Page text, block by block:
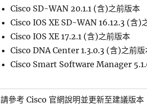
Cisco SD-WAN 20.1.1 (含)之前版本
Cisco IOS XE SD-WAN 16.12.3 (含)
Cisco IOS XE 17.2.1 (含)之前版本
Cisco DNA Center 1.3.0.3 (含)之前版
Cisco Smart Software Manager
請參考 Cisco 官網說明並更新至建議版本